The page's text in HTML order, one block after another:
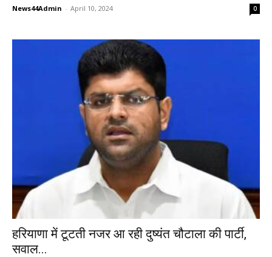
News44Admin - April 10, 2024 0
हरियाणा में टूटती नजर आ रही दुष्यंत चौटाला की पार्टी,
सवाल...